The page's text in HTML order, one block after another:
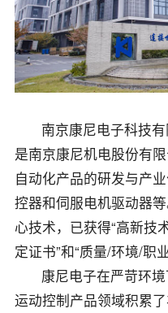
南京康尼电子科技
是南京康尼机电股份有
自动化产品的研发与产
控器和伺服电机驱动器
心技术，已获得“高新技
定证书”和“质量/环境/职
康尼电子在严苛环
运动控制产品领域积累